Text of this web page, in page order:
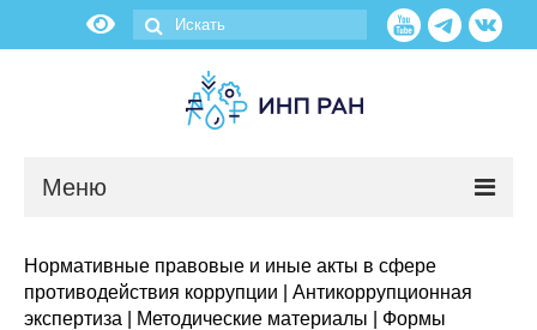
Меню
О нас
Нормативные правовые и иные акты в сфере
противодействия коррупции
Антикоррупционная
экспертиза
Методические материалы
Формы